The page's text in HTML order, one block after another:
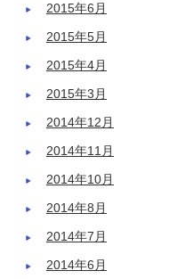
2015年6月
2015年5月
2015年4月
2015年3月
2014年12月
2014年11月
2014年10月
2014年8月
2014年7月
2014年6月